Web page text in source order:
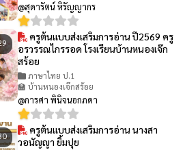
@สุดารัตน์ หิรัญญากร
ครูต้นแบบส่งเสริมการอ่าน ปี2569 ครู
อรวรรณไกรรอด โรงเรียนบ้านหนองเจ๊ก
สร้อย
ภาษาไทย ป.1
🏫 บ้านหนองเจ๊กสร้อย
@การศา พินิจนอกภดา
ครูต้นแบบส่งเสริมการอ่าน นางสา
วอนัญญา ยิ้มปุย